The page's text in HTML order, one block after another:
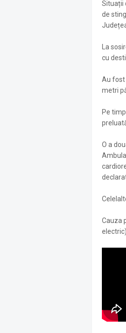
Situații
de
La
cu
Au fost
metri
Pe
O a
Cauza
electric).